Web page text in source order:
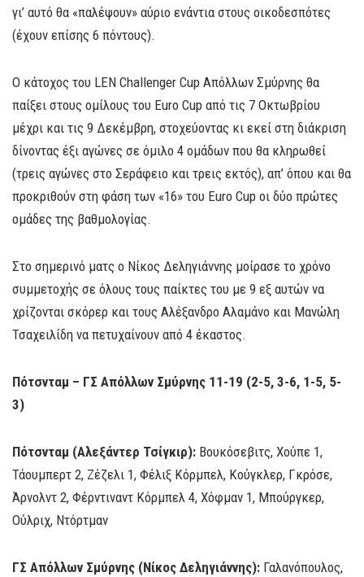
γι’ αυτό θα «παλέψουν» αύριο ενάντια στους οικοδεσπότες
(έχουν επίσης 6 πόντους).
Ο κάτοχος του LEN Challenger Cup Απόλλων Σμύρνης θα
παίξει στους ομίλους του Euro Cup από τις 7 Οκτωβρίου
μέχρι και τις 9 Δεκέμβρη, στοχεύοντας κι εκεί στη διάκριση
δίνοντας έξι αγώνες σε όμιλο 4 ομάδων που θα κληρωθεί
(τρεις αγώνες στο Σεράφειο και τρεις εκτός), απ’ όπου και θα
προκριθούν στη φάση των «16» του Euro Cup οι δύο πρώτες
ομάδες της βαθμολογίας.
Στο σημερινό ματς ο Νίκος Δεληγιάννης μοίρασε το χρόνο
συμμετοχής σε όλους τους παίκτες του με 9 εξ αυτών να
χρίζονται σκόρερ και τους Αλέξανδρο Αλαμάνο και Μανώλη
Τσαχειλίδη να πετυχαίνουν από 4 έκαστος.
Πότσνταμ – ΓΣ Απόλλων Σμύρνης 11-19 (2-5, 3-6, 1-5, 5-
3)
Πότσνταμ (Αλεξάντερ Τσίγκιρ): Βουκόσεβιτς, Χούπε 1,
Τάουμπερτ 2, Ζέζελι 1, Φέλιξ Κόρμπελ, Κούγκλερ, Γκρόσε,
Άρνολντ 2, Φέρντιναντ Κόρμπελ 4, Χόφμαν 1, Μπούργκερ,
Ούλριχ, Ντόρτμαν
ΓΣ Απόλλων Σμύρνης (Νίκος Δεληγιάννης): Γαλανόπουλος,